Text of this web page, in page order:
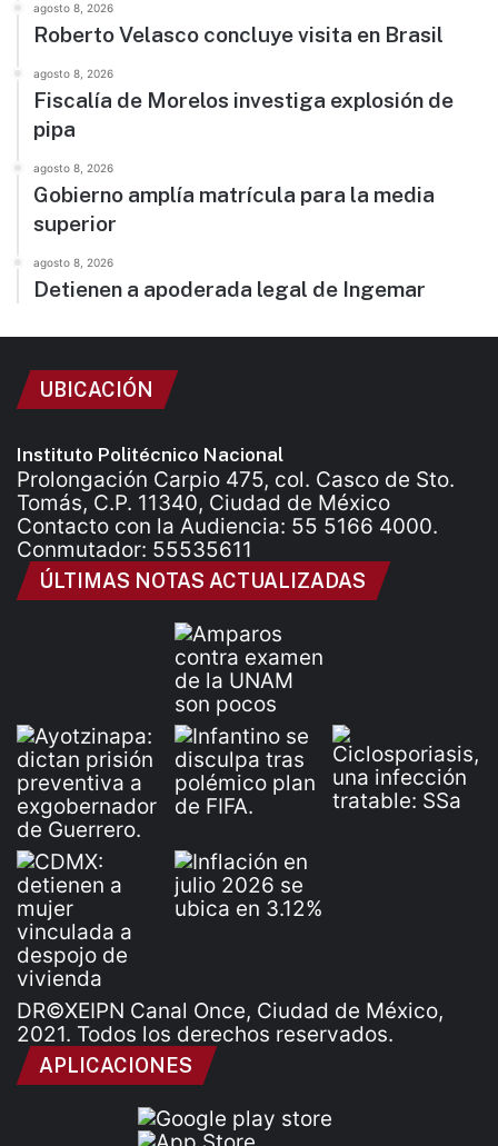
agosto 8, 2026
Roberto Velasco concluye visita en Brasil
agosto 8, 2026
Fiscalía de Morelos investiga explosión de
pipa
agosto 8, 2026
Gobierno amplía matrícula para la media
superior
agosto 8, 2026
Detienen a apoderada legal de Ingemar
UBICACIÓN
Instituto Politécnico Nacional
Prolongación Carpio 475, col. Casco de Sto.
Tomás, C.P. 11340, Ciudad de México
Contacto con la Audiencia: 55 5166 4000.
Conmutador: 55535611
ÚLTIMAS NOTAS ACTUALIZADAS
DR©XEIPN Canal Once, Ciudad de México,
2021. Todos los derechos reservados.
APLICACIONES